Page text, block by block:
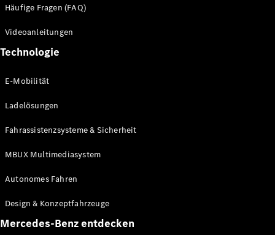
Mercedes-
Schweiz
Händlersuche
Ambassadoren
Events
Mercedes
Kulinarik
Zurich Film
Festival
(Golf)
Magazin
Exploring
Häufige Fragen (FAQ)
Videoanleitungen
Technologie
E-Mobilität
Ladelösungen
Fahrassistenzsysteme & Sicherheit
MBUX Multimediasystem
Autonomes Fahren
Design & Konzeptfahrzeuge
Mercedes-Benz entdecken